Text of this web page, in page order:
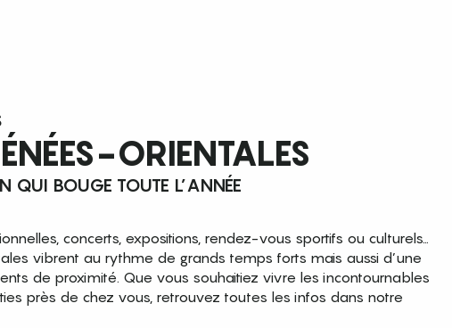
ORIENTALES
QUI BOUGE TOUTE L’ANNÉE
concerts, expositions, rendez-vous sportifs ou culturels…
vibrent au rythme de grands temps forts mais aussi d’une
de proximité. Que vous souhaitiez vivre les incontournables
près de chez vous, retrouvez toutes les infos dans notre